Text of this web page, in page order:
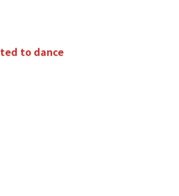
ted to dance